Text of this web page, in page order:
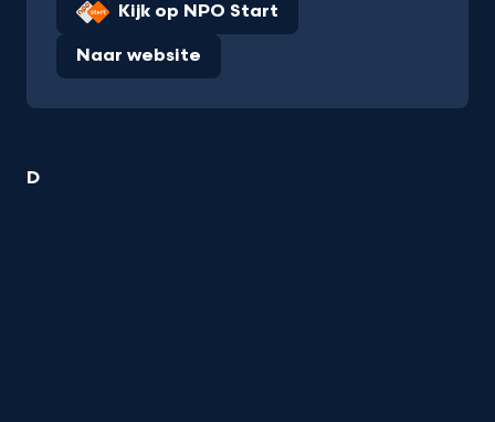
Kijk op NPO Start
Naar website
14
D